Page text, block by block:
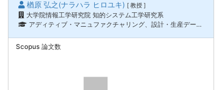
楢原 弘之(ナラハラ ヒロユキ) [ 教授 ]
大学院情報工学研究院 知的システム工学研究系
アディティブ・マニュファクチャリング、設計・生産データサイエンス、情報通信 / 機械力学、メカトロニクス、情報通信 / ロボティクス、知能機械システム
Scopus 論文数